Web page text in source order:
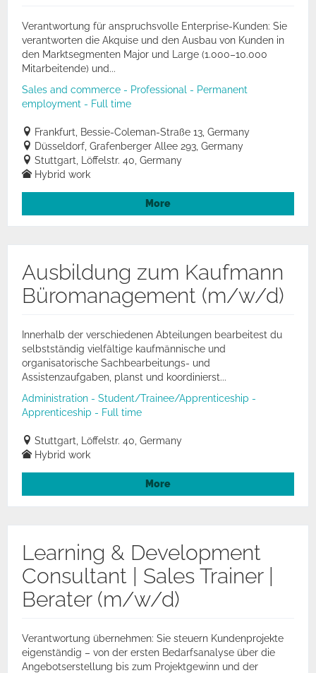
Verantwortung für anspruchsvolle Enterprise-Kunden: Sie
verantworten die Akquise und den Ausbau von Kunden in
den Marktsegmenten Major und Large (1.000–10.000
Mitarbeitende) und...
Sales and commerce - Professional - Permanent
employment - Full time
Frankfurt, Bessie-Coleman-Straße 13, Germany
Düsseldorf, Grafenberger Allee 293, Germany
Stuttgart, Löffelstr. 40, Germany
Hybrid work
More
Ausbildung zum Kaufmann
Büromanagement (m/w/d)
Innerhalb der verschiedenen Abteilungen bearbeitest du
selbstständig vielfältige kaufmännische und
organisatorische Sachbearbeitungs- und
Assistenzaufgaben, planst und koordinierst...
Administration - Student/Trainee/Apprenticeship -
Apprenticeship - Full time
Stuttgart, Löffelstr. 40, Germany
Hybrid work
More
Learning & Development
Consultant | Sales Trainer |
Berater (m/w/d)
Verantwortung übernehmen: Sie steuern Kundenprojekte
eigenständig – von der ersten Bedarfsanalyse über die
Angebotserstellung bis zum Projektgewinn und der